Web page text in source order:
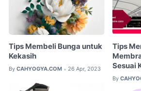
Tips Membeli Bunga untuk
Kekasih
By CAHYOGYA.COM • 26 Apr, 2023
Tips
Sesuai
By